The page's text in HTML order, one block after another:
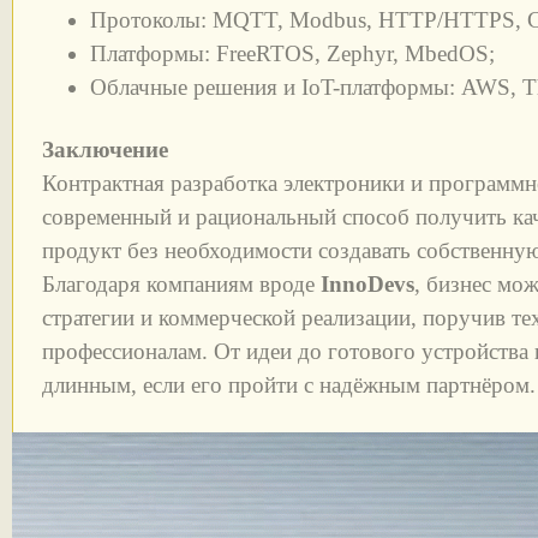
Протоколы: MQTT, Modbus, HTTP/HTTPS,
Платформы: FreeRTOS, Zephyr, MbedOS;
Облачные решения и IoT-платформы: AWS,
Заключение
Контрактная разработка электроники и
современный и рациональный способ получить
продукт без необходимости создавать
Благодаря компаниям вроде InnoDevs, бизнес
стратегии и коммерческой реализации, поручив
профессионалам. От идеи до готового
длинным, если его пройти с надёжным партнёром.